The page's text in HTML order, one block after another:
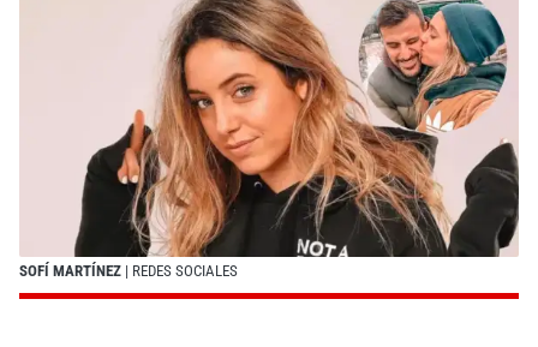
SOFÍ MARTÍNEZ | REDES SOCIALES